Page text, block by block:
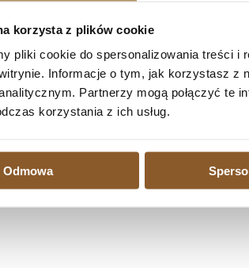
korzysta z plików cookie
pliki cookie do spersonalizowania treści i
Informacje o tym, jak korzystasz z
Partnerzy mogą połączyć te
korzystania z ich usług.
Odmowa
prawnego wynikającego z umowy kredytu,
ACa 3222/24)Następny
spłata kredytu waloryzowanego do
ale zajmujemy się również sprawami